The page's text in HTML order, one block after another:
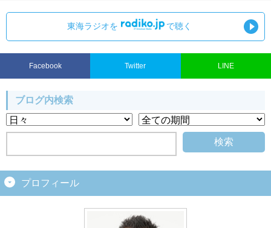
東海ラジオを で聴く
Facebook Twitter LINE
ブログ内検索
プロフィール